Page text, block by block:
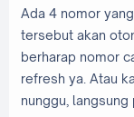
Ada 4 nomor
tersebut akan
berharap nomor
refresh ya. Atau
nunggu, langsung